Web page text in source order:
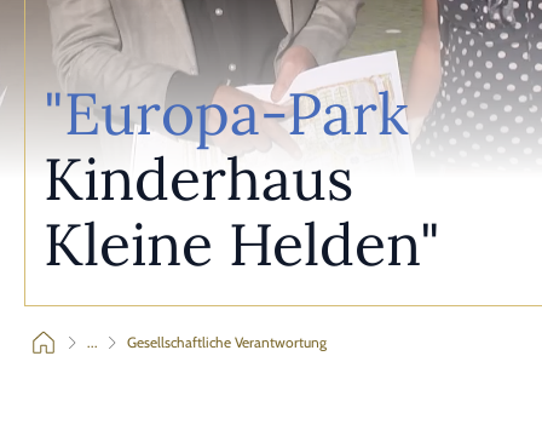
"Europa-Park
Kinderhaus
Kleine Helden"
... Gesellschaftliche Verantwortung